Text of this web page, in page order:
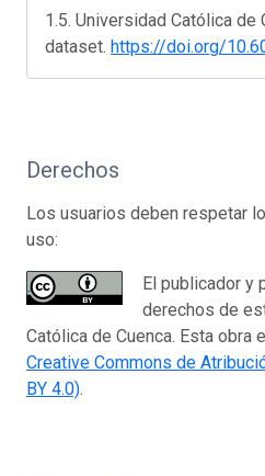
1.5. Universidad Católica de
dataset. https://doi.org/
Derechos
Los usuarios deben respetar
uso:
El publicador y
derechos de
Católica de Cuenca. Esta obra
Creative Commons de
BY 4.0).